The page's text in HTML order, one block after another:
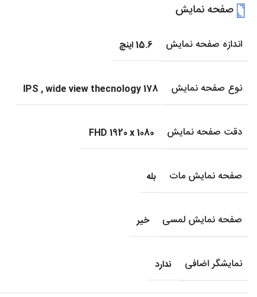
صفحه نمایش
اندازه صفحه نمایش 15.6 اینچ
نوع صفحه نمایش IPS ,wide view thecnology 178
دقت صفحه نمایش FHD 1920 x 1080
صفحه نمایش مات بله
صفحه نمایش لمسی خیر
نمایشگر اضافی ندارد